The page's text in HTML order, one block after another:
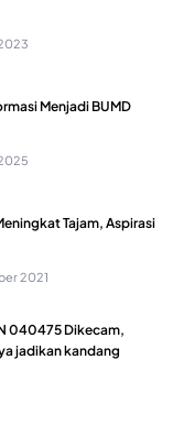
Menjadi BUMD
Tajam, Aspirasi
2021
040475 Dikecam,
jadikan kandang